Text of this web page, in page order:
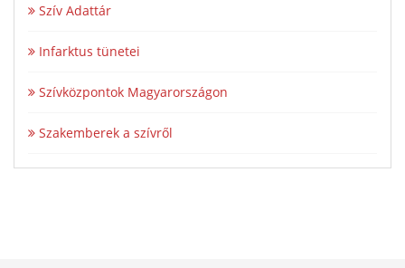
Szív Adattár
Infarktus tünetei
Szívközpontok Magyarországon
Szakemberek a szívről